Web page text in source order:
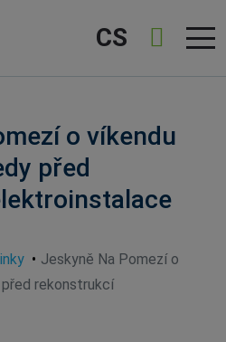
CS
o víkendu
před
Jeskyně Na Pomezí o
rekonstrukcí